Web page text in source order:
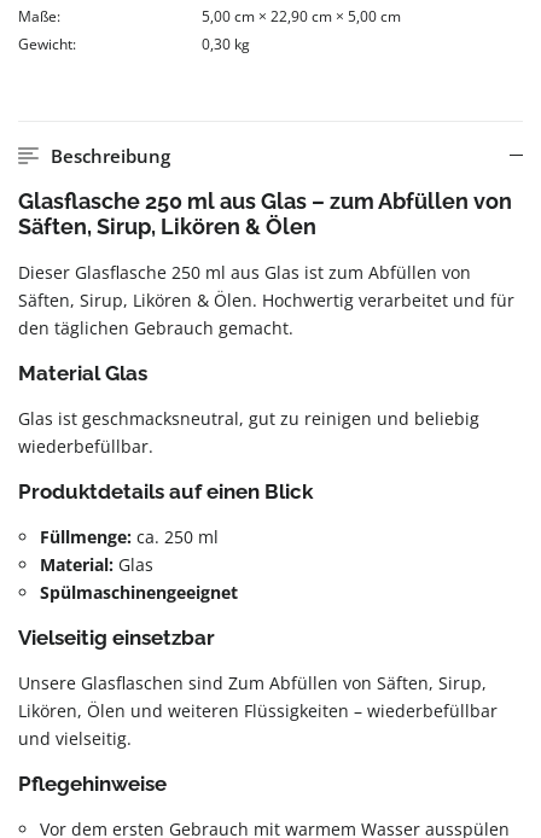
Maße:
5,00 cm × 22,90 cm × 5,00 cm
Gewicht:
0,30 kg
Beschreibung
Glasflasche 250 ml aus Glas – zum Abfüllen von
Säften, Sirup, Likören & Ölen
Dieser Glasflasche 250 ml aus Glas ist zum Abfüllen von
Säften, Sirup, Likören & Ölen. Hochwertig verarbeitet und für
den täglichen Gebrauch gemacht.
Material Glas
Glas ist geschmacksneutral, gut zu reinigen und beliebig
wiederbefüllbar.
Produktdetails auf einen Blick
Füllmenge: ca. 250 ml
Material: Glas
Spülmaschinengeeignet
Vielseitig einsetzbar
Unsere Glasflaschen sind Zum Abfüllen von Säften, Sirup,
Likören, Ölen und weiteren Flüssigkeiten – wiederbefüllbar
und vielseitig.
Pflegehinweise
Vor dem ersten Gebrauch mit warmem Wasser ausspülen